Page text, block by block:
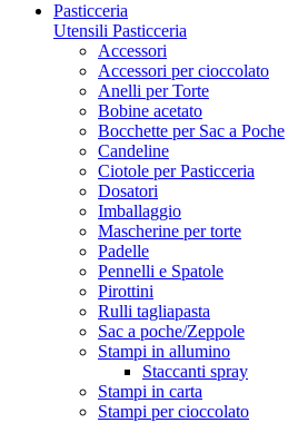
Pasticceria
Utensili Pasticceria
Accessori
Accessori per cioccolato
Anelli per Torte
Bobine acetato
Bocchette per Sac a Poche
Candeline
Ciotole per Pasticceria
Dosatori
Imballaggio
Mascherine per torte
Padelle
Pennelli e Spatole
Pirottini
Rulli tagliapasta
Sac a poche/Zeppole
Stampi in allumino
Staccanti spray
Stampi in carta
Stampi per cioccolato